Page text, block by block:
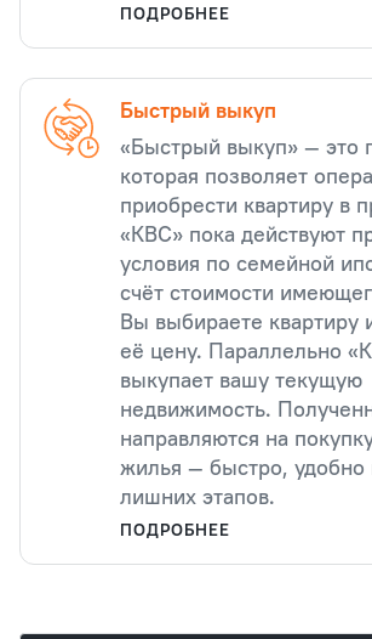
ПОДРОБНЕЕ
Быстрый выкуп
«Быстрый выкуп» — это
которая позволяет
приобрести квартиру в
«КВС» пока действуют
условия по семейной
счёт стоимости
Вы выбираете квартиру
её цену. Параллельно
выкупает вашу текущую
недвижимость.
направляются на
жилья — быстро, удобно
лишних этапов.
ПОДРОБНЕЕ